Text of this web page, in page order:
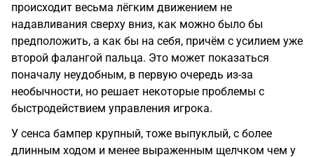
происходит весьма лёгким движением не
надавливания сверху вниз, как можно было бы
предположить, а как бы на себя, причём с усилием уже
второй фалангой пальца. Это может показаться
поначалу неудобным, в первую очередь из-за
необычности, но решает некоторые проблемы с
быстродействием управления игрока.
У сенса бампер крупный, тоже выпуклый, с более
длинным ходом и менее выраженным щелчком чем у